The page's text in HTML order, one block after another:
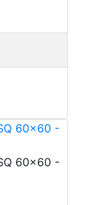
60x60 -
60x60 -